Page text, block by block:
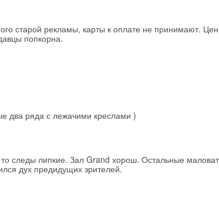
старой рекламы, карты к оплате не принимают.
попкорна.
два ряда с лежачими креслами )
следы липкие. Зал Grand хорош. Остальные
дух предидущих зрителей.